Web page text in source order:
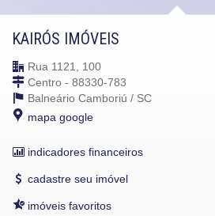
KAIRÓS IMÓVEIS
Rua 1121, 100
Centro - 88330-783
Balneário Camboriú / SC
mapa google
indicadores financeiros
cadastre seu imóvel
imóveis favoritos